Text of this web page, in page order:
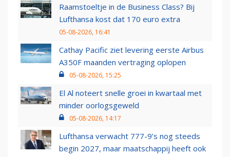
Raamstoeltje in de Business Class? Bij
Lufthansa kost dat 170 euro extra
05-08-2026, 16:41
Cathay Pacific ziet levering eerste Airbus
A350F maanden vertraging oplopen
05-08-2026, 15:25
El Al noteert snelle groei in kwartaal met
minder oorlogsgeweld
05-08-2026, 14:17
Lufthansa verwacht 777-9’s nog steeds
begin 2027, maar maatschappij heeft ook